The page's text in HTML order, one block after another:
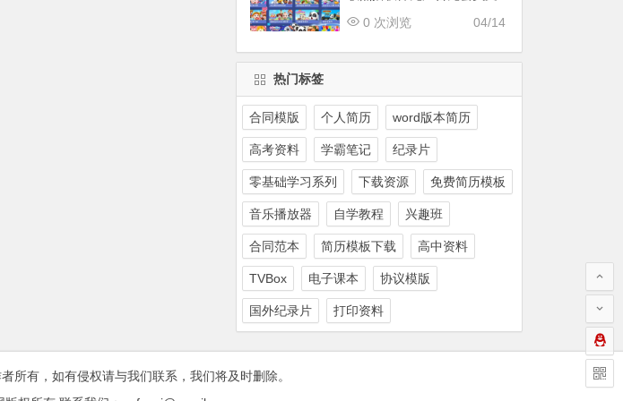
持手机
04/14
0 次浏览
热门标签
合同模版 个人简历 word版本简历
高考资料 学霸笔记 纪录片
零基础学习系列 下载资源 免费简历模板
音乐播放器 自学教程 兴趣班
合同范本 简历模板下载 高中资料
TVBox 电子课本 协议模版
国外纪录片 打印资料
所有，如有侵权请与我们联系，我们将及时删除。